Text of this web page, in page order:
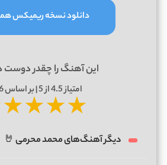
دانلود نسخه ریمیکس
این آهنگ را چقدر دوست
امتیاز4.5از 5 | بر اساس
★★★★
دیگر آهنگ‌های محمد محرمی 🤘